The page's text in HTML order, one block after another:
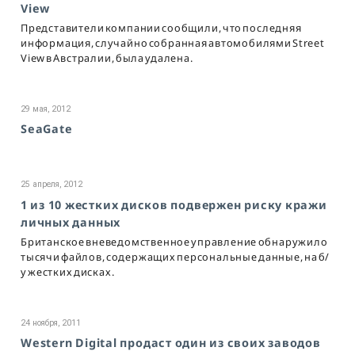
View
Представители компании сообщили, что последняя
информация, случайно собранная автомобилями Street
View в Австралии, была удалена.
29 мая, 2012
SeaGate
25 апреля, 2012
1 из 10 жестких дисков подвержен риску кражи
личных данных
Британское вневедомственное управление обнаружило
тысячи файлов, содержащих персональные данные, на б/
у жестких дисках.
24 ноября, 2011
Western Digital продаст один из своих заводов